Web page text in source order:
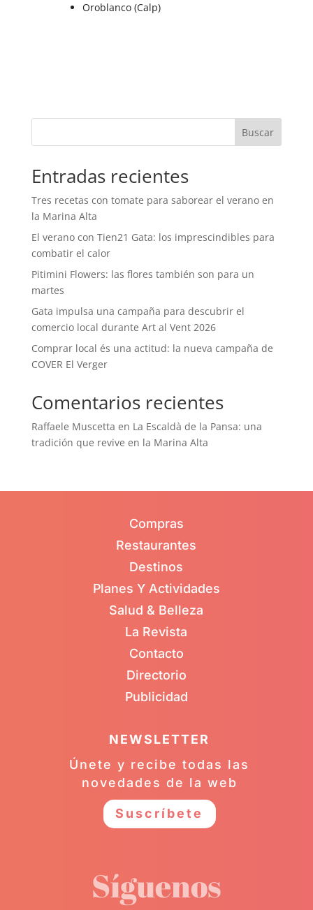
Oroblanco (Calp)
Buscar
Entradas recientes
Tres recetas con tomate para saborear el verano en
la Marina Alta
El verano con Tien21 Gata: los imprescindibles para
combatir el calor
Pitimini Flowers: las flores también son para un
martes
Gata impulsa una campaña para descubrir el
comercio local durante Art al Vent 2026
Comprar local és una actitud: la nueva campaña de
COVER El Verger
Comentarios recientes
Raffaele Muscetta en La Escaldà de la Pansa: una
tradición que revive en la Marina Alta
Compras
Restaurantes
Destinos
Planes Y Actividades
Salud & Belleza
La Revista
Contacto
Directorio
Publicidad
NEWSLETTER
Únete y recibe todas las
novedades de la web
Suscríbete
Síguenos